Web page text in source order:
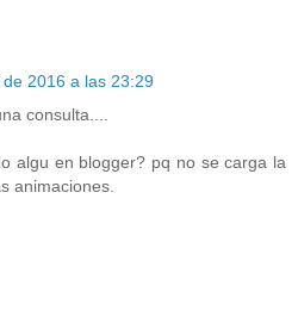
2016 a las 23:29
consulta....
algu en blogger? pq no se carga la
animaciones.